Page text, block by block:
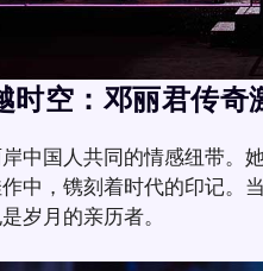
时空：邓丽君传奇
中国人共同的情感纽带。
中，镌刻着时代的印记。
岁月的亲历者。